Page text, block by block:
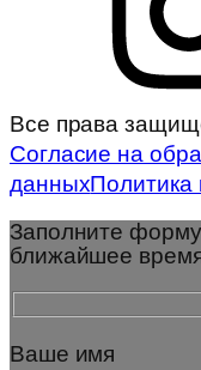
Все права
Согласие на
данныхПолитика
Заполните
ближайшее
Ваше имя